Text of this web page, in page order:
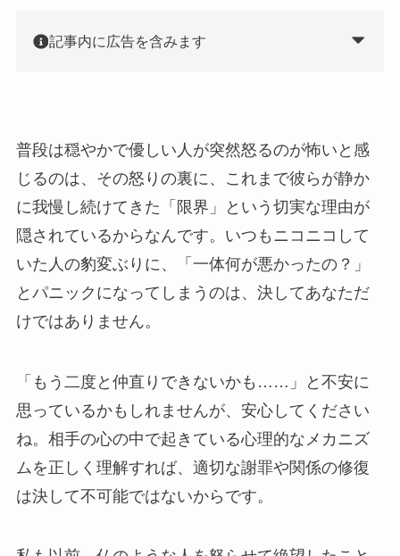
記事内に広告を含みます
普段は穏やかで優しい人が突然怒るのが怖いと感
じるのは、その怒りの裏に、これまで彼らが静か
に我慢し続けてきた「限界」という切実な理由が
隠されているからなんです。いつもニコニコして
いた人の豹変ぶりに、「一体何が悪かったの？」
とパニックになってしまうのは、決してあなただ
けではありません。
「もう二度と仲直りできないかも……」と不安に
思っているかもしれませんが、安心してください
ね。相手の心の中で起きている心理的なメカニズ
ムを正しく理解すれば、適切な謝罪や関係の修復
は決して不可能ではないからです。